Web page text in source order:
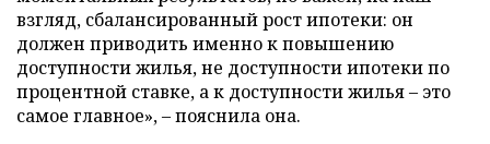
взгляд, сбалансированный рост ипотеки: он
должен приводить именно к повышению
доступности жилья, не доступности ипотеки по
процентной ставке, а к доступности жилья – это
самое главное», – пояснила она.